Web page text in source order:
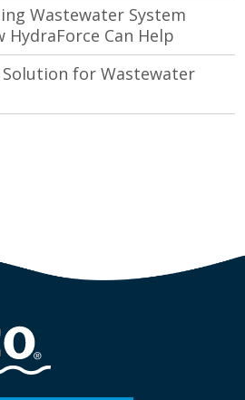
Wastewater System
Can Help
Solution for Wastewater